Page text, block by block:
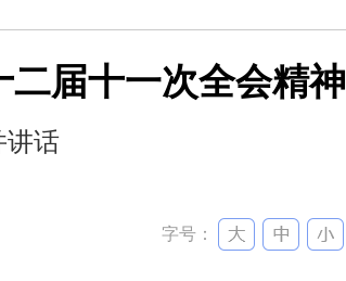
届十一次全会精神
讲话
字号：